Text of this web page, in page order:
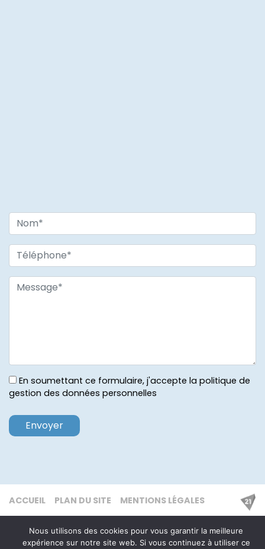
En soumettant ce formulaire, j'accepte la politique de
gestion des données personnelles
ACCUEIL PLAN DU SITE MENTIONS LÉGALES
Nous utilisons des cookies pour vous garantir la meilleure
expérience sur notre site web. Si vous continuez à utiliser ce